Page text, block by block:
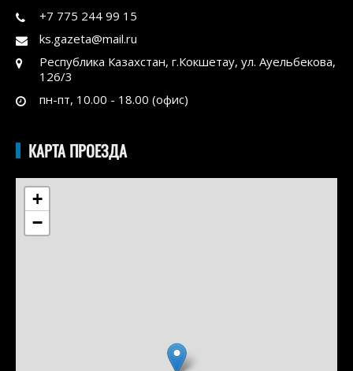
+7 775 244 99 15
ks.gazeta@mail.ru
Республика Казахстан, г.Кокшетау, ул. Ауельбекова,
126/3
пн-пт, 10.00 - 18.00 (офис)
КАРТА ПРОЕЗДА
+
−